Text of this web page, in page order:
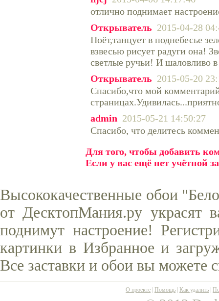
отлично поднимает
Открыватель 2015-04-28
Поёт,танцует в поднебесье
взвесью рисует радуги она!
светлые ручьи! И шаловливо
Открыватель 2015-05-20
Спасибо,что мой
admin 2015-05-21 14:50:27
Спасибо, что делитесь
Для того, чтобы добавить
Если у вас ещё нет учётной
Высококачественные обои
от ДесктопМания.ру украсят
поднимут настроение!
картинки в Избранное и
Все заставки и обои вы можете
О проекте Помощь Как удалить